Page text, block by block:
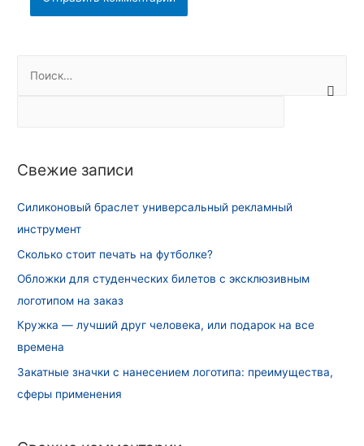
:Свежие записи
Силиконовый браслет универсальный рекламный
инструмент
Сколько стоит печать на футболке?
Обложки для студенческих билетов с эксклюзивным
логотипом на заказ
Кружка — лучший друг человека, или подарок на все
времена
Закатные значки с нанесением логотипа: преимущества,
сферы применения